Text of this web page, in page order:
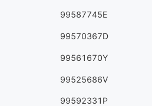
99587745E
99570367D
99561670Y
99525686V
99592331P